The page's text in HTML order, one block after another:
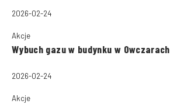
2026-02-24
Akcje
Wybuch gazu w budynku w Owczarach
2026-02-24
Akcje